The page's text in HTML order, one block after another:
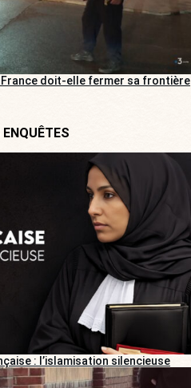
France doit-elle fermer sa frontière
: l’islamisation silencieuse